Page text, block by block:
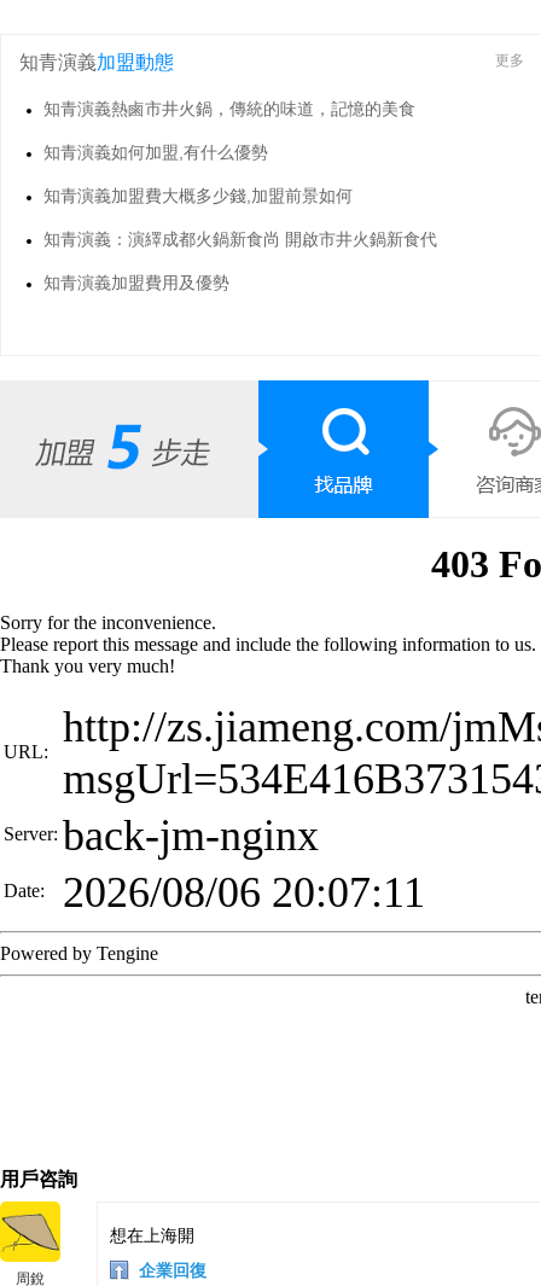
知青演義加盟動態 更多
知青演義熱鹵市井火鍋，傳統的味道，記憶的美食
知青演義如何加盟,有什么優勢
知青演義加盟費大概多少錢,加盟前景如何
知青演義：演繹成都火鍋新食尚 開啟市井火鍋新食代
知青演義加盟費用及優勢
用戶咨詢
周銳
想在上海開
企業回復